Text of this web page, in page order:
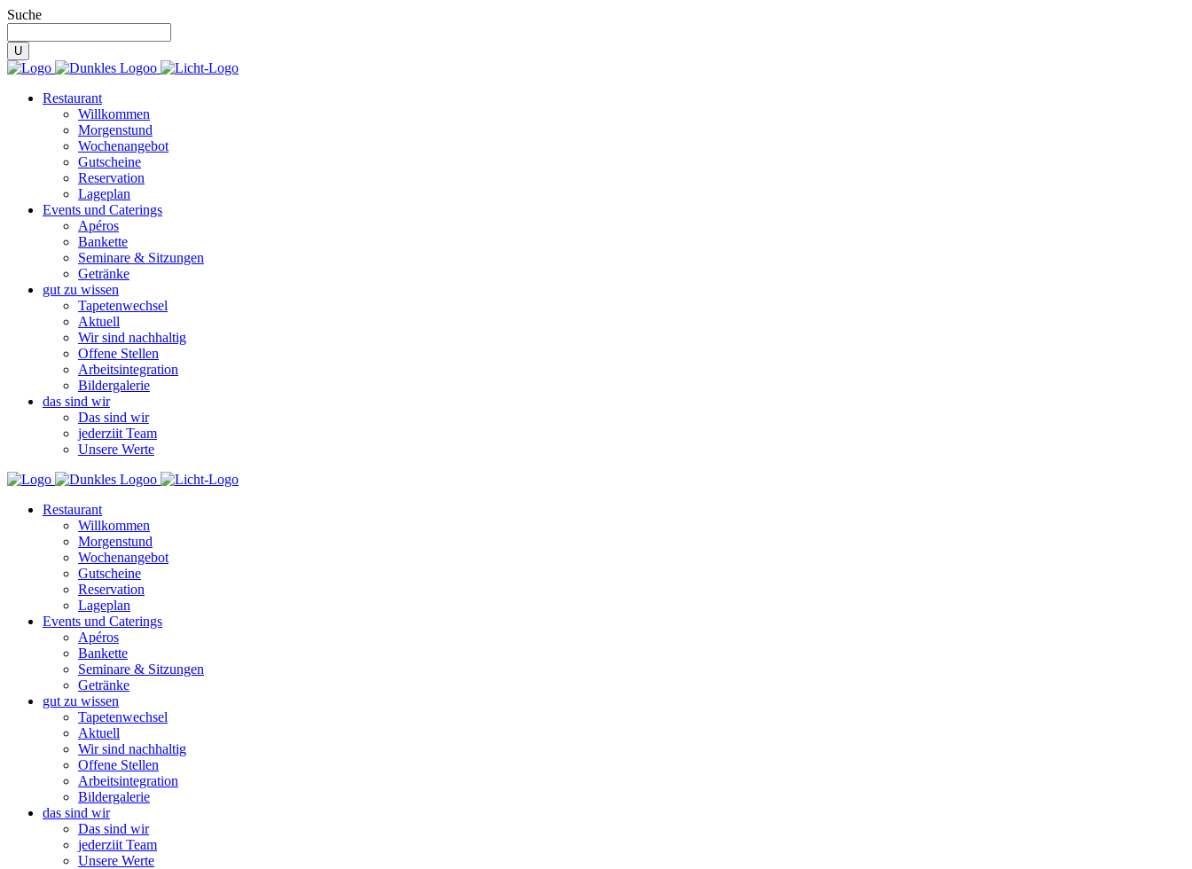
Suche
Restaurant
Willkommen
Morgenstund
Wochenangebot
Gutscheine
Reservation
Lageplan
Events und Caterings
Apéros
Bankette
Seminare & Sitzungen
Getränke
gut zu wissen
Tapetenwechsel
Aktuell
Wir sind nachhaltig
Offene Stellen
Arbeitsintegration
Bildergalerie
das sind wir
Das sind wir
jederziit Team
Unsere Werte
Restaurant
Willkommen
Morgenstund
Wochenangebot
Gutscheine
Reservation
Lageplan
Events und Caterings
Apéros
Bankette
Seminare & Sitzungen
Getränke
gut zu wissen
Tapetenwechsel
Aktuell
Wir sind nachhaltig
Offene Stellen
Arbeitsintegration
Bildergalerie
das sind wir
Das sind wir
jederziit Team
Unsere Werte